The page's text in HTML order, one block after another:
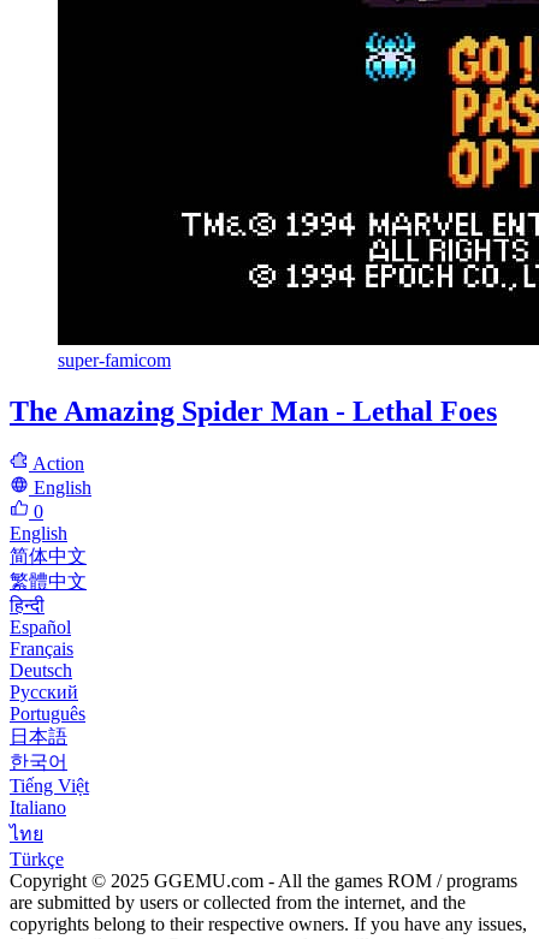
super-famicom
The Amazing Spider Man - Lethal Foes
Action
English
0
English
简体中文
繁體中文
हिन्दी
Español
Français
Deutsch
Русский
Português
日本語
한국어
Tiếng Việt
Italiano
ไทย
Türkçe
Copyright © 2025 GGEMU.com - All the games ROM / programs
are submitted by users or collected from the internet, and the
copyrights belong to their respective owners. If you have any issues,